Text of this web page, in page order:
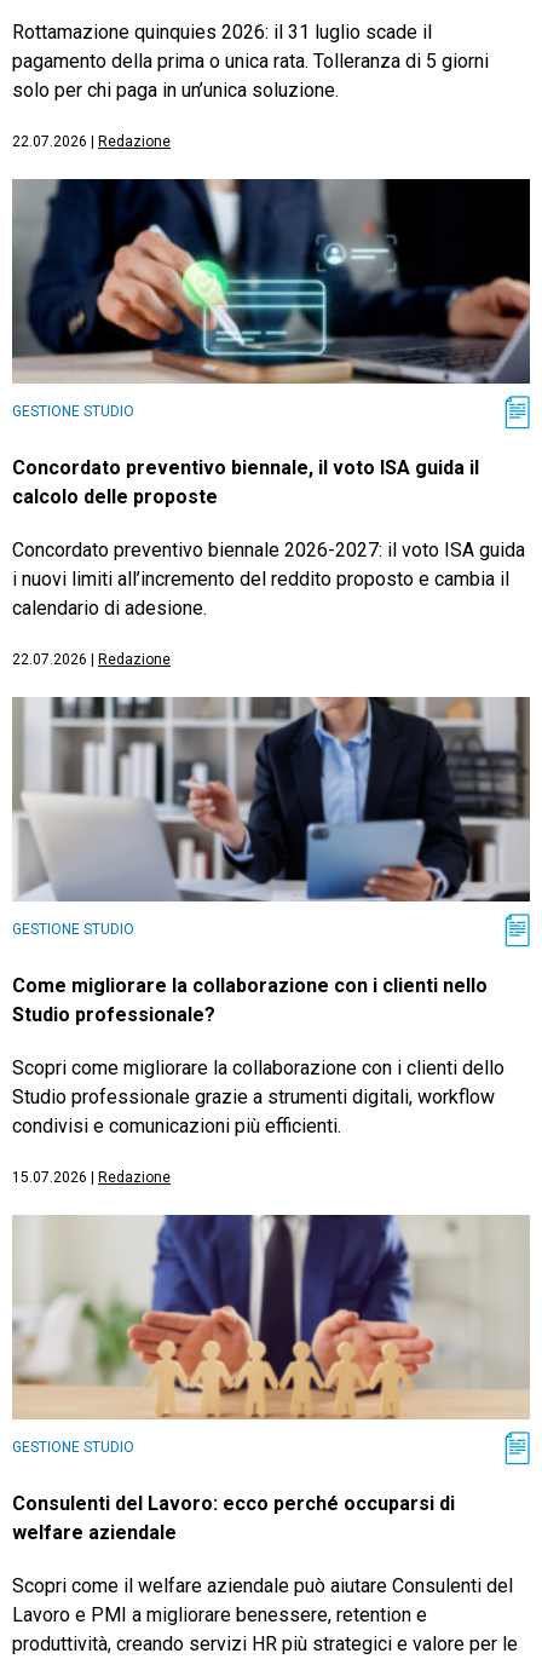
Rottamazione quinquies 2026: il 31 luglio scade il
pagamento della prima o unica rata. Tolleranza di 5 giorni
solo per chi paga in un’unica soluzione.
22.07.2026 Redazione
GESTIONE STUDIO
Concordato preventivo biennale, il voto ISA guida il
calcolo delle proposte
Concordato preventivo biennale 2026-2027: il voto ISA guida
i nuovi limiti all’incremento del reddito proposto e cambia il
calendario di adesione.
22.07.2026 Redazione
GESTIONE STUDIO
Come migliorare la collaborazione con i clienti nello
Studio professionale?
Scopri come migliorare la collaborazione con i clienti dello
Studio professionale grazie a strumenti digitali, workflow
condivisi e comunicazioni più efficienti.
15.07.2026 Redazione
GESTIONE STUDIO
Consulenti del Lavoro: ecco perché occuparsi di
welfare aziendale
Scopri come il welfare aziendale può aiutare Consulenti del
Lavoro e PMI a migliorare benessere, retention e
produttività, creando servizi HR più strategici e valore per le